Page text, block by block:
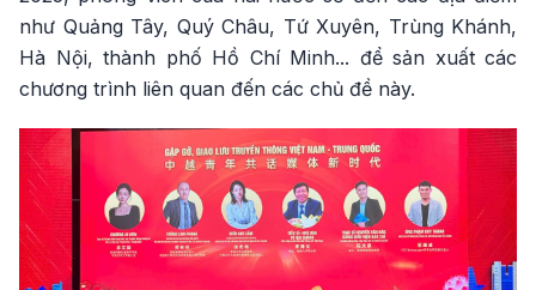
như Quảng Tây, Quý Châu, Tứ Xuyên, Trùng Khánh,
Hà Nội, thành phố Hồ Chí Minh... để sản xuất các
chương trình liên quan đến các chủ đề này.